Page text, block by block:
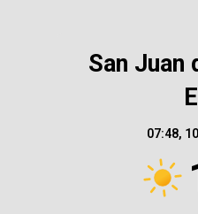
San Juan
07:48,